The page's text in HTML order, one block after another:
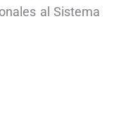
al Sistema